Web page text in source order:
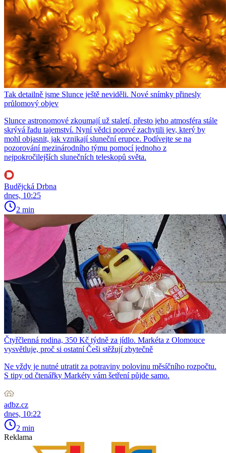
Tak detailně jsme Slunce ještě neviděli. Nové snímky přinesly
průlomový objev
Slunce astronomové zkoumají už staletí, přesto jeho atmosféra stále
skrývá řadu tajemství. Nyní vědci poprvé zachytili jev, který by
mohl objasnit, jak vznikají sluneční erupce. Podívejte se na
pozorování mezinárodního týmu pomocí jednoho z
nejpokročilejších slunečních teleskopů světa.
Budějcká Drbna
dnes, 10:25
2 min
Čtyřčlenná rodina, 350 Kč týdně za jídlo. Markéta z Olomouce
vysvětluje, proč si ostatní Češi stěžují zbytečně
Ne vždy je nutné utratit za potraviny polovinu měsíčního rozpočtu.
S tipy od čtenářky Markéty vám šetření půjde samo.
adbz.cz
dnes, 10:22
2 min
Reklama